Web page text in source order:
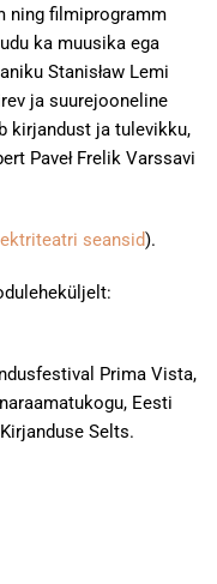
ning filmiprogramm
ka muusika ega
Stanisław Lemi
ja suurejooneline
kirjandust ja tulevikku,
Paveł Frelik Varssavi
seansid).
Prima Vista,
Eesti
Selts.